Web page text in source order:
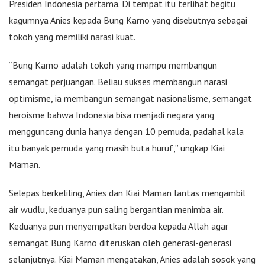
Presiden Indonesia pertama. Di tempat itu terlihat begitu
kagumnya Anies kepada Bung Karno yang disebutnya sebagai
tokoh yang memiliki narasi kuat.
“Bung Karno adalah tokoh yang mampu membangun
semangat perjuangan. Beliau sukses membangun narasi
optimisme, ia membangun semangat nasionalisme, semangat
heroisme bahwa Indonesia bisa menjadi negara yang
mengguncang dunia hanya dengan 10 pemuda, padahal kala
itu banyak pemuda yang masih buta huruf,” ungkap Kiai
Maman.
Selepas berkeliling, Anies dan Kiai Maman lantas mengambil
air wudlu, keduanya pun saling bergantian menimba air.
Keduanya pun menyempatkan berdoa kepada Allah agar
semangat Bung Karno diteruskan oleh generasi-generasi
selanjutnya. Kiai Maman mengatakan, Anies adalah sosok yang